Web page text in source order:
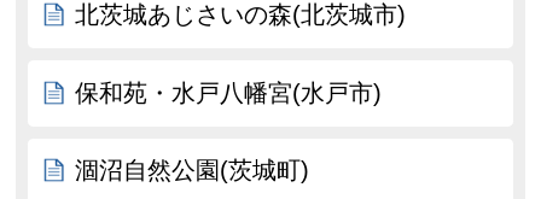
北茨城あじさいの森(北茨城市)
保和苑・水戸八幡宮(水戸市)
涸沼自然公園(茨城町)